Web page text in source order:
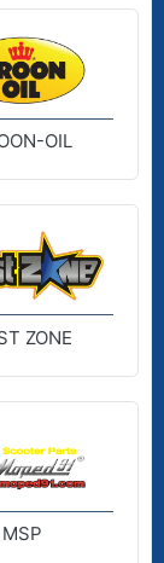
OIL
ZONE
MSP